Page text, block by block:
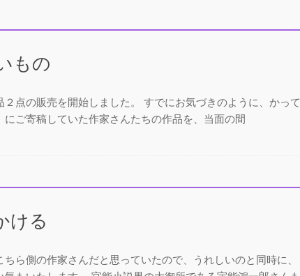
もの
点の販売を開始しました。 すでにお気づきのように、かって
ご寄稿していた作家さんたちの作品を、当面の間
ける
ら側の作家さんだと思っていたので、うれしいのと同時に、